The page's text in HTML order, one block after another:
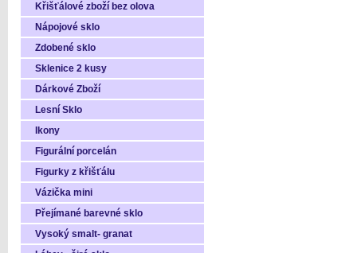
Křišťálové zboží bez olova
Nápojové sklo
Zdobené sklo
Sklenice 2 kusy
Dárkové Zboží
Lesní Sklo
Ikony
Figurální porcelán
Figurky z křišťálu
Vázička mini
Přejímané barevné sklo
Vysoký smalt- granat